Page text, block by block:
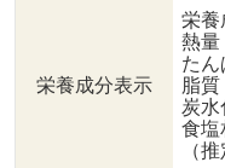
【材料】（仕上がり200～
ト 3個
（500g） ・砂
糖 1/3
酢 大さじ1
栄養成分表示
栄養
熱量
た
脂
炭
食塩
（